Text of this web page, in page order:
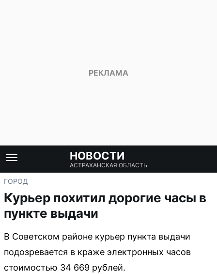
НОВОСТИ
АСТРАХАНСКАЯ ОБЛАСТЬ
ГОРОД
Курьер похитил дорогие часы в
пункте выдачи
В Советском районе курьер пункта выдачи
подозревается в краже электронных часов
стоимостью 34 669 рублей.